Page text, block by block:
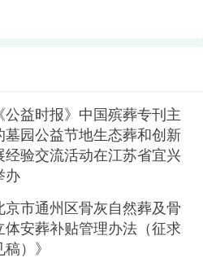
探索传统祭祀文化与现代
极以细致入微的服务举措
、有记忆的人文纪念空
公益时报》中国殡葬专刊主
墓园公益节地生态葬和创新
经验交流活动在江苏省宜兴
办
京市通州区骨灰自然葬及骨
体安葬补贴管理办法（征求
）》